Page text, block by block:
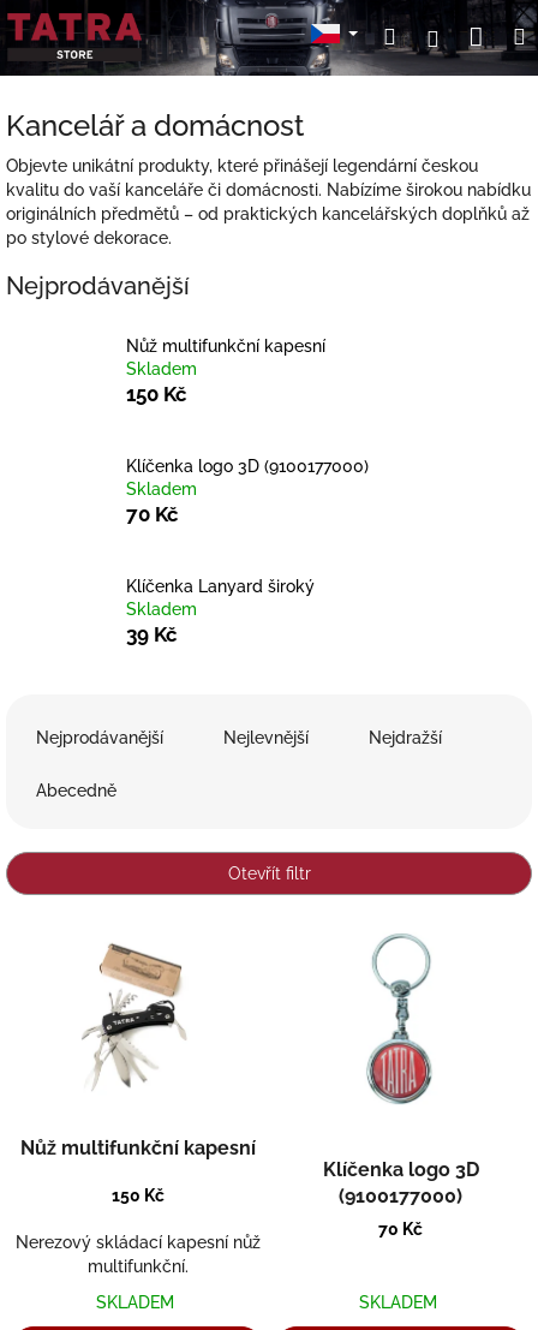
Přejít
obsah
HledatPřihlášení
Kancelář a domácnost
Objevte unikátní produkty, které přinášejí legendární českou
kvalitu do vaší kanceláře či domácnosti. Nabízíme širokou nabídku
originálních předmětů – od praktických kancelářských doplňků až
po stylové dekorace.
Nejprodávanější
Nůž multifunkční kapesní
Skladem
150 Kč
Klíčenka logo 3D (9100177000)
Skladem
70 Kč
Klíčenka Lanyard široký
Skladem
39 Kč
p
r
Nejprodávanější Nejlevnější Nejdražší
Abecedně
Otevřít filtr
ů
Nůž multifunkční kapesní
150 Kč
Nerezový skládací kapesní nůž
multifunkční.
SKLADEM
Klíčenka logo 3D
(9100177000)
70 Kč
SKLADEM